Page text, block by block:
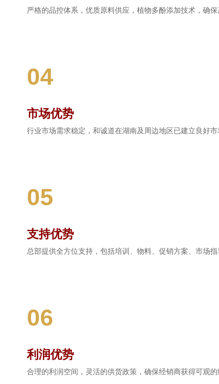
严格的品控体系，优质原料供应，植物多酚添加技术，确
04
市场优势
行业市场需求稳定，和诚道在湖南及周边地区已建立良好
05
支持优势
总部提供全方位支持，包括培训、物料、促销方案、市场
06
利润优势
合理的利润空间，灵活的供货政策，确保经销商获得可观